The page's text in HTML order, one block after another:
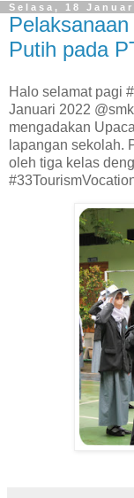
Selasa, 18
Putih pada
Halo selamat pagi
Januari 2022
mengadakan
lapangan sekolah.
oleh tiga kelas